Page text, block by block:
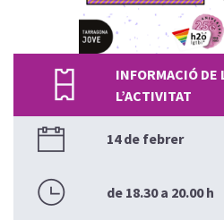
INFORMACIÓ DE
L’ACTIVITAT
14 de febrer
de 18.30 a 20.00 h